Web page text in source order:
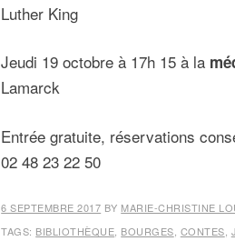
Luther King
Jeudi 19 octobre à 17h 15 à la
Lamarck
Entrée gratuite, réservations
02 48 23 22 50
6 SEPTEMBRE 2017 BY MARIE-CHRISTINE
TAGS: BIBLIOTHÈQUE BOURGES CONTES